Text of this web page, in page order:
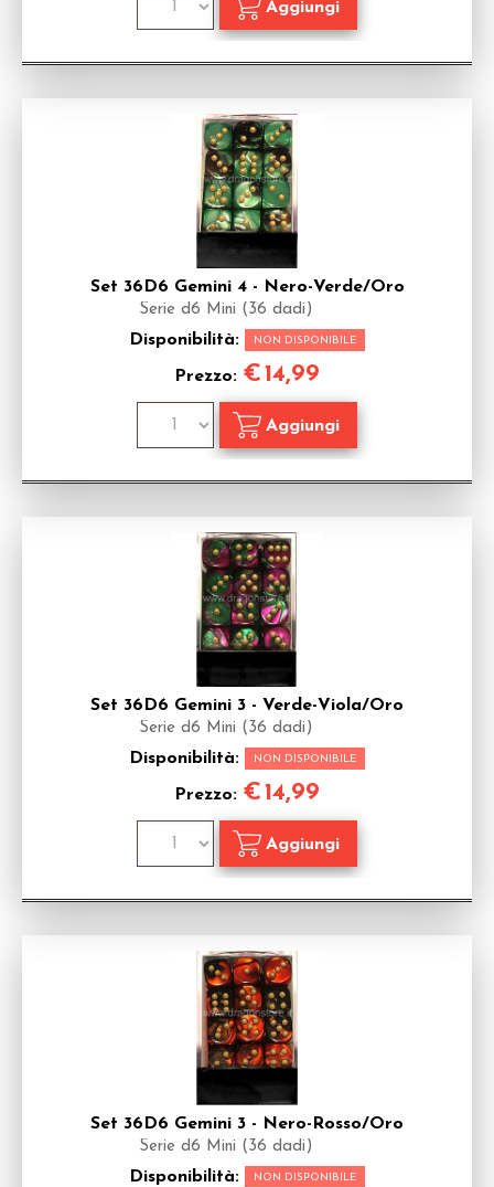
Set 36D6 Gemini 4 - Nero-Verde/Oro
Serie d6 Mini (36 dadi)
Disponibilità: NON DISPONIBILE
Prezzo: €14,99
Set 36D6 Gemini 3 - Verde-Viola/Oro
Serie d6 Mini (36 dadi)
Disponibilità: NON DISPONIBILE
Prezzo: €14,99
Set 36D6 Gemini 3 - Nero-Rosso/Oro
Serie d6 Mini (36 dadi)
Disponibilità: NON DISPONIBILE